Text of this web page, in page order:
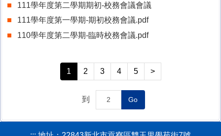
111學年度第二學期期初-校務會議會議
111學年度第一學期-期初校務會議.pdf
110學年度第二學期-臨時校務會議.pdf
1 2 3 4 5 >
到 Go